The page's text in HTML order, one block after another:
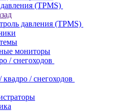
(TPMS)
давления (TPMS)
мониторы
/ снегоходов
/ снегоходов